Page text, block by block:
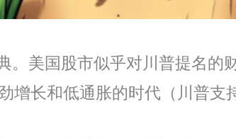
。美国股市似乎对川普提名的
增长和低通胀的时代（川普支